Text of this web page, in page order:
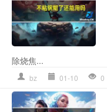
除烧焦...
bz 01-10 0